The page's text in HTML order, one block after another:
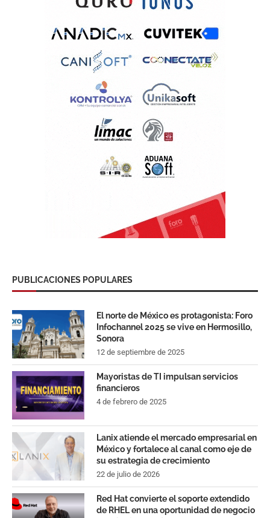
PUBLICACIONES POPULARES
El norte de México es protagonista: Foro
Infochannel 2025 se vive en Hermosillo,
Sonora
12 de septiembre de 2025
Mayoristas de TI impulsan servicios
financieros
4 de febrero de 2025
Lanix atiende el mercado empresarial en
México y fortalece al canal como eje de
su estrategia de crecimiento
22 de julio de 2026
Red Hat convierte el soporte extendido
de RHEL en una oportunidad de negocio